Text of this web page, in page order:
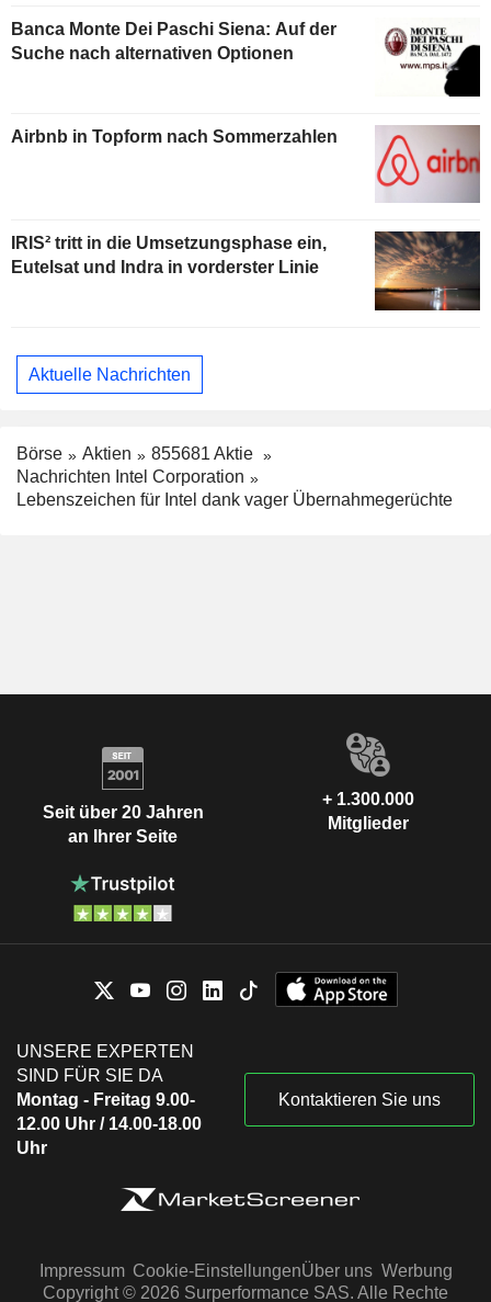
Banca Monte Dei Paschi Siena: Auf der
Suche nach alternativen Optionen
Airbnb in Topform nach Sommerzahlen
IRIS² tritt in die Umsetzungsphase ein,
Eutelsat und Indra in vorderster Linie
Aktuelle Nachrichten
Börse Aktien
855681 Aktie
Nachrichten Intel Corporation
Lebenszeichen für Intel dank vager Übernahmegerüchte
Seit über 20 Jahren
an Ihrer Seite
+ 1.300.000
Mitglieder
UNSERE EXPERTEN
SIND FÜR SIE DA
Montag - Freitag 9.00-
12.00 Uhr / 14.00-18.00
Uhr
Kontaktieren Sie uns
Impressum Cookie-EinstellungenÜber uns Werbung
Copyright © 2026 Surperformance SAS. Alle Rechte